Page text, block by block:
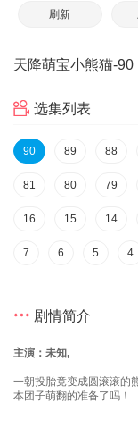
刷新
天降萌宝小熊猫-90
选集列表
90 89 88
81 80 79
16 15 14
7 6 5 4
剧情简介
主演：未知,
一朝投胎竟变成圆滚滚的
本团子萌翻的准备了吗！